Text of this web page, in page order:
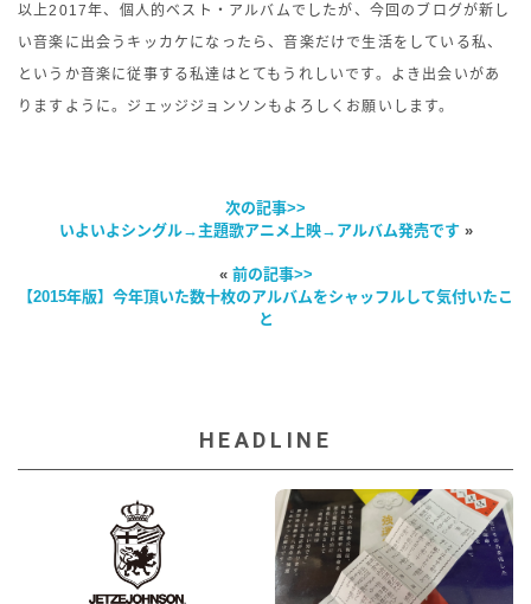
以上2017年、個人的ベスト・アルバムでしたが、今回のブログが新し
い音楽に出会うキッカケになったら、音楽だけで生活をしている私、
というか音楽に従事する私達はとてもうれしいです。よき出会いがあ
りますように。ジェッジジョンソンもよろしくお願いします。
次の記事>>
いよいよシングル→主題歌アニメ上映→アルバム発売です»
« 前の記事>>
【2015年版】今年頂いた数十枚のアルバムをシャッフルして気付いたこ
と
HEADLINE